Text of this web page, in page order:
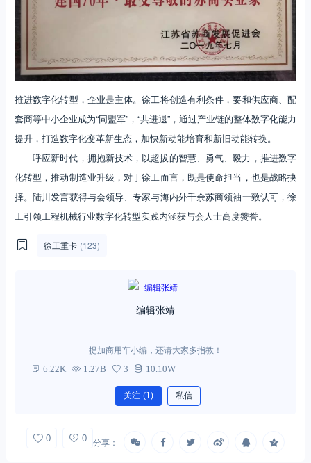
推进数字化转型，企业是主体。徐工将创造有利条件，要和供应商、配
套商等中小企业成为“同盟军”，“共进退”，通过产业链的整体数字化能力
提升，打造数字化变革新生态，加快新动能培育和新旧动能转换。
呼应新时代，拥抱新技术，以超拔的智慧、勇气、毅力，推进数字
化转型，推动制造业升级，对于徐工而言，既是使命担当，也是战略抉
择。陆川发言获得与会领导、专家与海内外千余苏商领袖一致认可，徐
工引领工程机械行业数字化转型实践内涵获与会人士高度赞誉。
徐工重卡 (123)
编辑张靖
提加商用车小编，还请大家多指教！
6.22K 1.27B 3 10.10W
关注 (1) 私信
0 0 分享：